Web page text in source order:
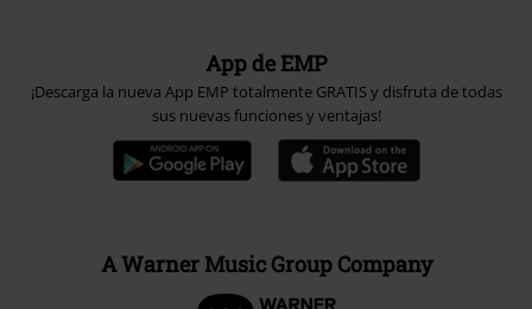
App de EMP
¡Descarga la nueva App EMP totalmente GRATIS y disfruta de todas
sus nuevas funciones y ventajas!
A Warner Music Group Company